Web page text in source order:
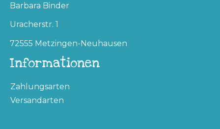
Barbara Binder
Uracherstr. 1
72555 Metzingen-Neuhausen
Informationen
Zahlungsarten
Versandarten